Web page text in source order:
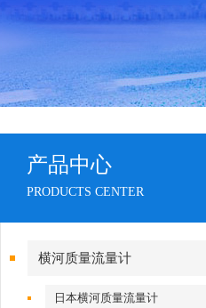
产品中心
PRODUCTS CENTER
横河质量流量计
日本横河质量流量计